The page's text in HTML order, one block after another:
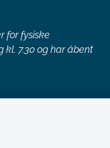
for fysiske
kl. 7.30 og har åbent